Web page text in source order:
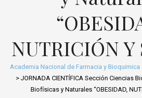
NUTRICIÓN Y
Academia Nacional de Farmacia y Bioquimica
> JORNADA CIENTÍFICA Sección Ciencias
Biofísicas y Naturales “OBESIDAD,